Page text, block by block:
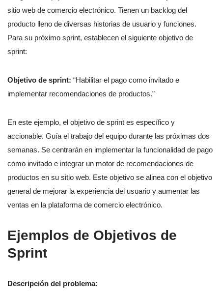
sitio web de comercio electrónico. Tienen un backlog del
producto lleno de diversas historias de usuario y funciones.
Para su próximo sprint, establecen el siguiente objetivo de
sprint:
Objetivo de sprint: “Habilitar el pago como invitado e
implementar recomendaciones de productos.”
En este ejemplo, el objetivo de sprint es específico y
accionable. Guía el trabajo del equipo durante las próximas dos
semanas. Se centrarán en implementar la funcionalidad de pago
como invitado e integrar un motor de recomendaciones de
productos en su sitio web. Este objetivo se alinea con el objetivo
general de mejorar la experiencia del usuario y aumentar las
ventas en la plataforma de comercio electrónico.
Ejemplos de Objetivos de
Sprint
Descripción del problema: